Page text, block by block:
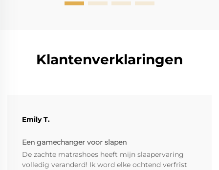
Klantenverklaringen
Emily T.
Een gamechanger voor slapen
De zachte matrashoes heeft mijn slaapervaring
volledig veranderd! Ik word elke ochtend verfrist